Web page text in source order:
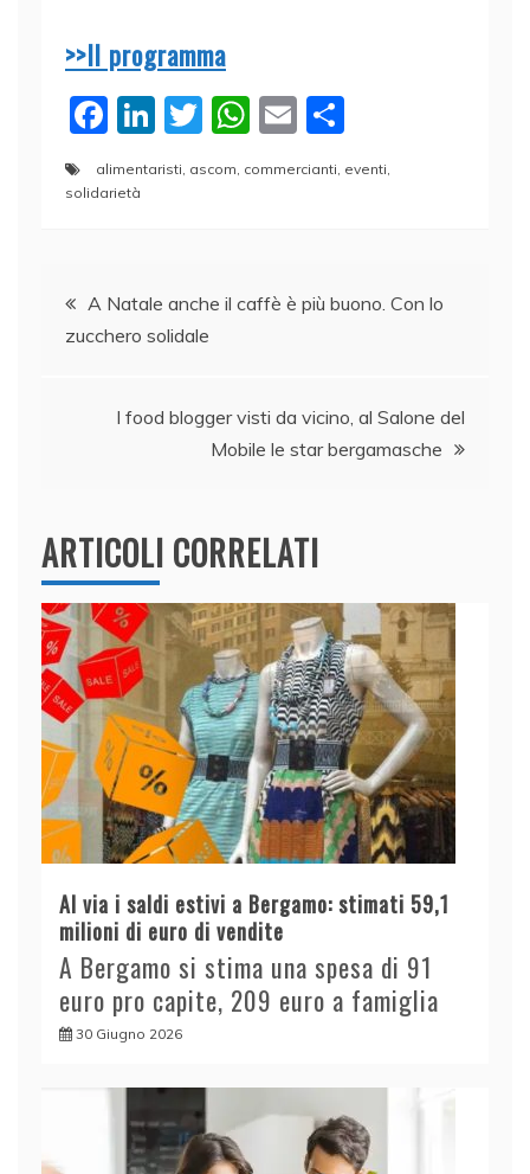
>>Il programma
F
a
c
o
o
Li
n
k
n
T
itt
W
at
p
E
m
ai n
di
alimentaristi ascom commercianti eventi
solidarietà
Navigazione
articoli
A Natale anche il caffè è più buono. Con lo
zucchero solidale
I food blogger visti da vicino, al Salone del
Mobile le star bergamasche
ARTICOLI CORRELATI
Al via i saldi estivi a Bergamo: stimati 59,1
milioni di euro di vendite
A Bergamo si stima una spesa di 91
euro pro capite, 209 euro a famiglia
30 Giugno 2026